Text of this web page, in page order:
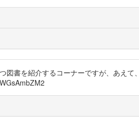
図書を紹介するコーナーですが、あえ